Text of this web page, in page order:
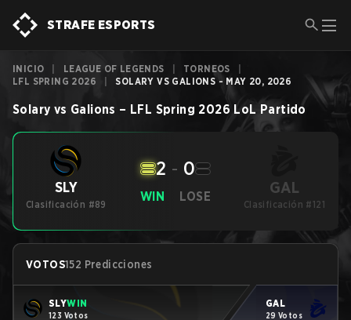
STRAFE ESPORTS
INICIO LEAGUE OF LEGENDS TORNEOS
LFL SPRING 2026
SOLARY VS GALIONS - MAY 20, 2026
Solary vs Galions – LFL Spring 2026 LoL Partido
SLY
Clasificación #89
WIN
2 - 0
LOSE GAL
Clasificación #121
VOTOS152 Predicciones
SLYWIN
123 Votos
GAL
29 Votos